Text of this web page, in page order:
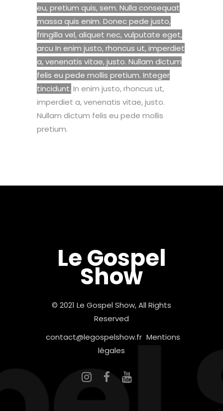
eu, pretium quis, sem. Nulla consequat
massa quis enim. Donec pede justo,
fringilla vel, aliquet nec, vulputate eget,
arcu In enim justo, rhoncus ut, imperdiet
a, venenatis vitae, justo. Nullam dictum
felis eu pede mollis pretium. Integer
tincidunt. In enim justo, rhoncus ut,
imperdiet a, venenatis vitae, justo.
Nullam dictum felis eu pede mollis
pretium.
Le Gospel
Show
© 2021 Le Gospel Show, All Rights
Reserved
contact@legospelshow.fr Mentions
légales